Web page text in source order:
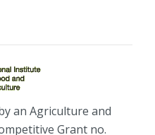
an Agriculture and
Grant no.